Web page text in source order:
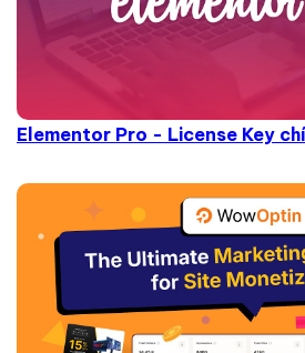
Elementor Pro - License Key